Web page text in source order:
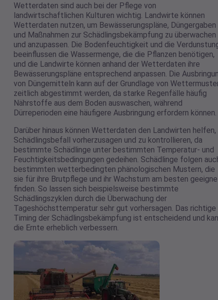
Wetterdaten sind auch bei der Pflege von
landwirtschaftlichen Kulturen wichtig. Landwirte können
Wetterdaten nutzen, um Bewässerungspläne, Düngergaben
und Maßnahmen zur Schädlingsbekämpfung zu überwachen
und anzupassen. Die Bodenfeuchtigkeit und die
beeinflussen die Wassermenge, die die Pflanzen benötigen,
und die Landwirte können anhand der Wetterdaten ihre
Bewässerungspläne entsprechend anpassen. Die
von Düngemitteln kann auf der Grundlage von
zeitlich abgestimmt werden, da starke Regenfälle häufig
Nährstoffe aus dem Boden auswaschen, während
Dürreperioden eine häufigere Ausbringung erfordern können.
Darüber hinaus können Wetterdaten den Landwirten helfen,
Schädlingsbefall vorherzusagen und zu kontrollieren, da
bestimmte Schädlinge unter bestimmten Temperatur- und
Feuchtigkeitsbedingungen gedeihen. Schädlinge folgen
bestimmten wetterbedingten phänologischen Mustern, die
sie für ihre Brutpflege und ihr Wachstum am besten
finden. So lassen sich beispielsweise bestimmte
Schädlingszyklen durch die Überwachung der
Tageshöchsttemperatur sehr gut vorhersagen. Das richtige
Timing der Schädlingsbekämpfung ist entscheidend und
die Ernte erheblich verbessern.